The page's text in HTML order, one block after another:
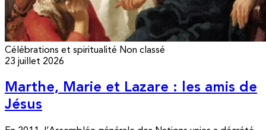
Célébrations et spiritualité Non classé
23 juillet 2026
Marthe, Marie et Lazare : les amis de
Jésus